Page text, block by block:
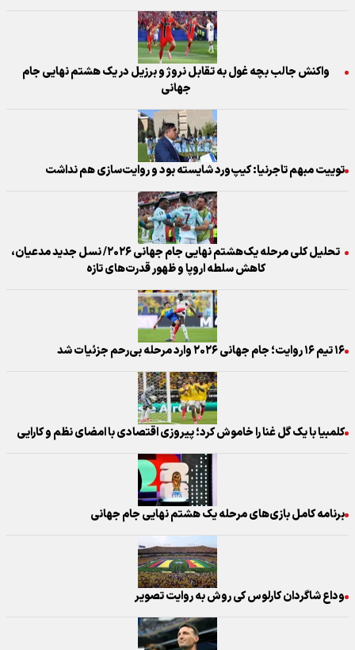
واکنش جالب بچه غول به تقابل نروژ و برزیل در یک هشتم نهایی جام
جهانی
توییت مبهم تاجرنیا: کیپ‌ورد شایسته بود و روایت‌سازی هم نداشت
تحلیل کلی مرحله یک‌هشتم نهایی جام جهانی ۲۰۲۶/ نسل جدید مدعیان،
کاهش سلطه اروپا و ظهور قدرت‌های تازه
۱۶ تیم ۱۶ روایت؛ جام جهانی ۲۰۲۶ وارد مرحله بی‌رحم جزئیات شد
کلمبیا با یک گل غنا را خاموش کرد؛ پیروزی اقتصادی با امضای نظم و کارایی
برنامه کامل بازی‌های مرحله یک هشتم نهایی جام جهانی
وداع شاگردان کارلوس کی روش به روایت تصویر